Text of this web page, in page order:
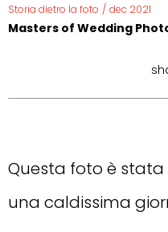
Storia dietro la foto / dec 2021
Masters of Wedding
Questa foto è
una caldissima